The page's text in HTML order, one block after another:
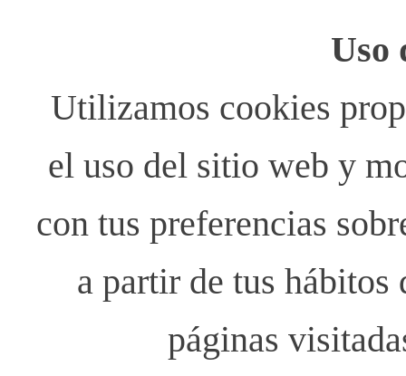
Uso
Utilizamos cookies
el uso del sitio web y
con tus preferencias
a partir de tus
páginas